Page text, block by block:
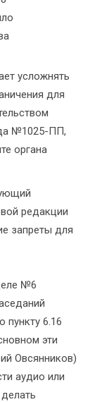
усложнять
для
№1025-ПП,
органа
редакции
запреты для
№6
пункту 6.16
эти
Овсянников)
аудио или